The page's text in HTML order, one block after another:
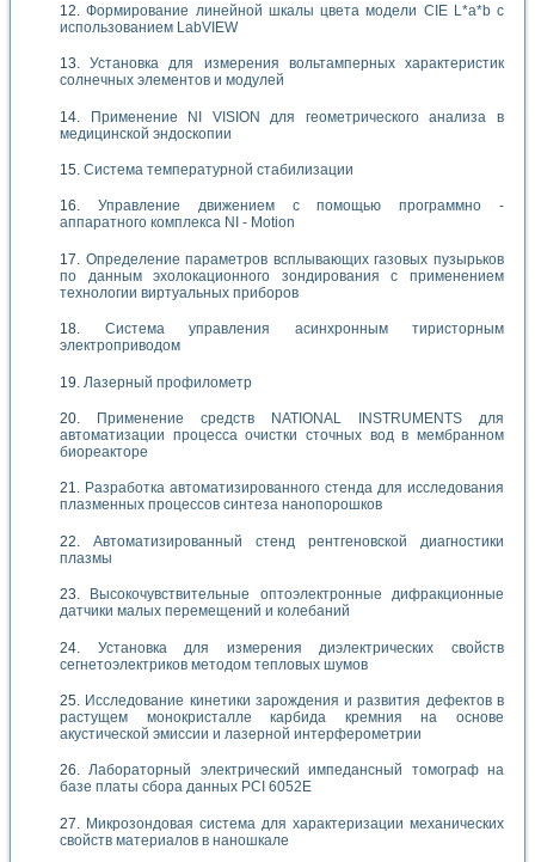
Формирование линейной шкалы цвета модели CIE L*a*b с
использованием LabVIEW
Установка для измерения вольтамперных характеристик
солнечных элементов и модулей
Применение NI VISION для геометрического анализа в
медицинской эндоскопии
Система температурной стабилизации
Управление движением с помощью программно -
аппаратного комплекса NI - Motion
Определение параметров всплывающих газовых пузырьков
по данным эхолокационного зондирования с применением
технологии виртуальных приборов
Система управления асинхронным тиристорным
электроприводом
Лазерный профилометр
Применение средств NATIONAL INSTRUMENTS для
автоматизации процесса очистки сточных вод в мембранном
биореакторе
Разработка автоматизированного стенда для исследования
плазменных процессов синтеза нанопорошков
Автоматизированный стенд рентгеновской диагностики
плазмы
Высокочувствительные оптоэлектронные дифракционные
датчики малых перемещений и колебаний
Установка для измерения диэлектрических свойств
сегнетоэлектриков методом тепловых шумов
Исследование кинетики зарождения и развития дефектов в
растущем монокристалле карбида кремния на основе
акустической эмиссии и лазерной интерферометрии
Лабораторный электрический импедансный томограф на
базе платы сбора данных PCI 6052E
Микрозондовая система для характеризации механических
свойств материалов в наношкале